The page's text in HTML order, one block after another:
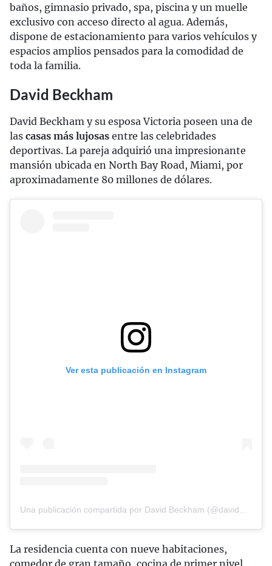
baños, gimnasio privado, spa, piscina y un muelle
exclusivo con acceso directo al agua. Además,
dispone de estacionamiento para varios vehículos y
espacios amplios pensados para la comodidad de
toda la familia.
David Beckham
David Beckham y su esposa Victoria poseen una de
las casas más lujosas entre las celebridades
deportivas. La pareja adquirió una impresionante
mansión ubicada en North Bay Road, Miami, por
aproximadamente 80 millones de dólares.
Ver esta publicación en Instagram
La residencia cuenta con nueve habitaciones,
comedor de gran tamaño, cocina de primer nivel,